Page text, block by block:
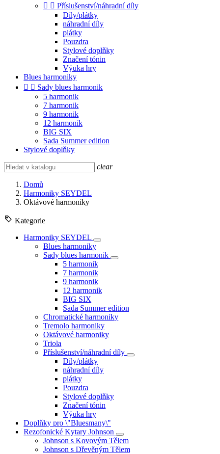
  Příslušenství/náhradní díly
Díly/plátky
náhradní díly
plátky
Pouzdra
Stylové doplňky
Značení tónin
Výuka hry
Blues harmoniky
  Sady blues harmonik
5 harmonik
7 harmonik
9 harmonik
12 harmonik
BIG SIX
Sada Summer edition
Stylové doplňky
clear
Domů
Harmoniky SEYDEL
Oktávové harmoniky
Kategorie
Harmoniky SEYDEL
Blues harmoniky
Sady blues harmonik
5 harmonik
7 harmonik
9 harmonik
12 harmonik
BIG SIX
Sada Summer edition
Chromatické harmoniky
Tremolo harmoniky
Oktávové harmoniky
Triola
Příslušenství/náhradní díly
Díly/plátky
náhradní díly
plátky
Pouzdra
Stylové doplňky
Značení tónin
Výuka hry
Doplňky pro \"Bluesmany\"
Rezofonické Kytary Johnson
Johnson s Kovovým Tělem
Johnson s Dřevěným Tělem